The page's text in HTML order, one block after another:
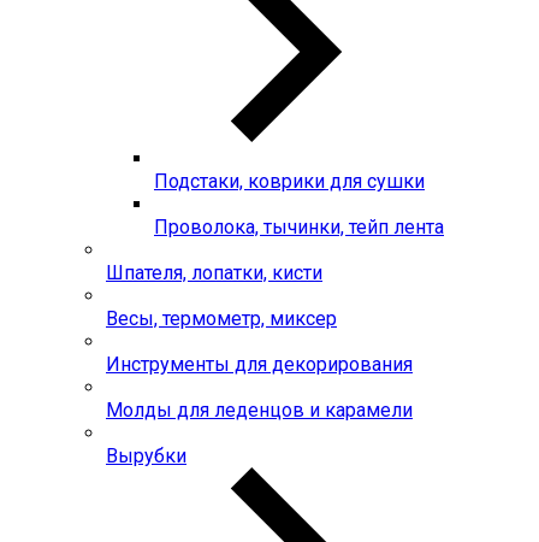
Подстаки, коврики для сушки
Проволока, тычинки, тейп лента
Шпателя, лопатки, кисти
Весы, термометр, миксер
Инструменты для декорирования
Молды для леденцов и карамели
Вырубки